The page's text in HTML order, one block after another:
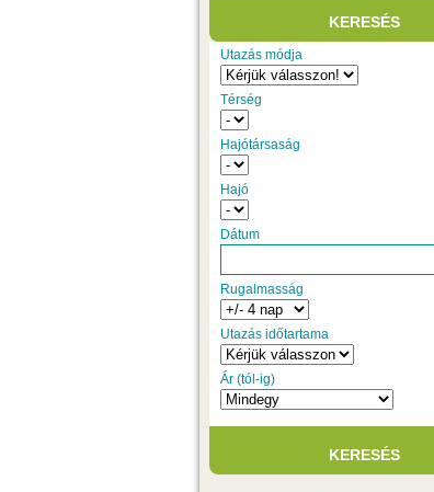
Utazás módja
Térség
Hajótársaság
Hajó
Dátum
Rugalmasság
Utazás időtartama
Ár (tól-ig)